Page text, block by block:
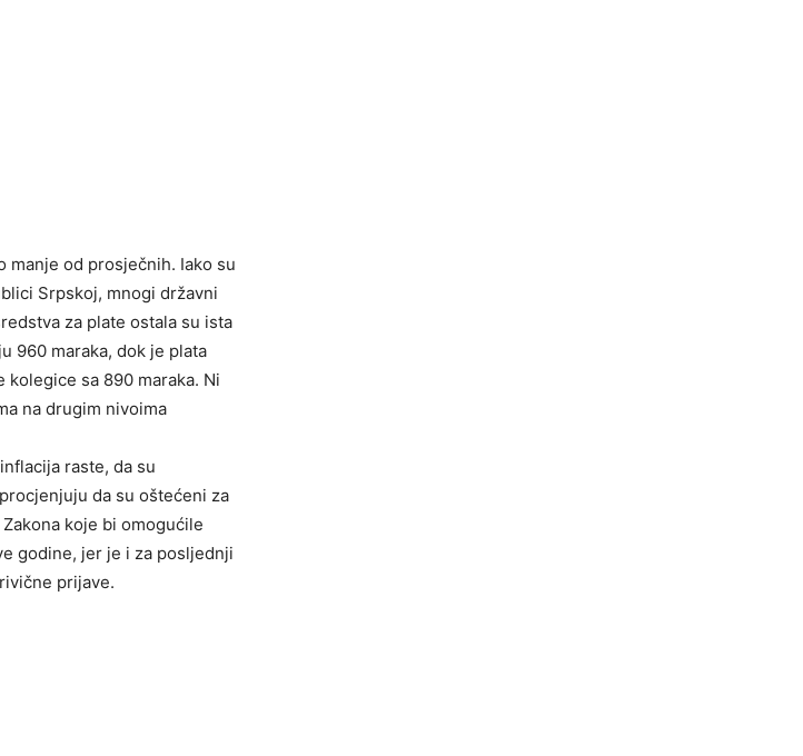
manje od prosječnih. Iako su
Srpskoj, mnogi državni
za plate ostala su ista
960 maraka, dok je plata
sa 890 maraka. Ni
na drugim nivoima
raste, da su
da su oštećeni za
koje bi omogućile
godine, jer je i za posljednji
prijave.